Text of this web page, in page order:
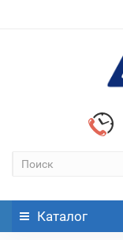
Каталог